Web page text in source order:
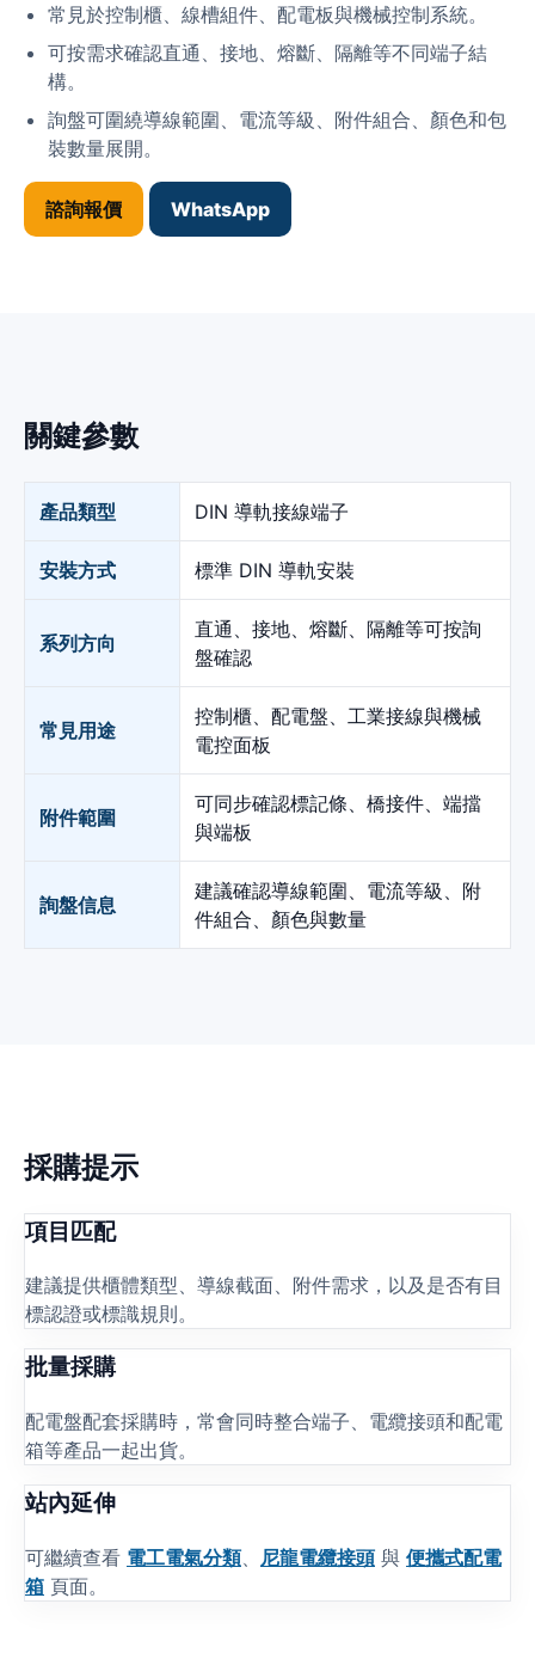
常見於控制櫃、線槽組件、配電板與機械控制系統。
可按需求確認直通、接地、熔斷、隔離等不同端子結
構。
詢盤可圍繞導線範圍、電流等級、附件組合、顏色和包
裝數量展開。
諮詢報價 WhatsApp
關鍵參數
產品類型 DIN 導軌接線端子
安裝方式 標準 DIN 導軌安裝
系列方向
直通、接地、熔斷、隔離等可按詢
盤確認
常見用途
控制櫃、配電盤、工業接線與機械
電控面板
附件範圍
可同步確認標記條、橋接件、端擋
與端板
詢盤信息
建議確認導線範圍、電流等級、附
件組合、顏色與數量
採購提示
項目匹配
建議提供櫃體類型、導線截面、附件需求，以及是否有目
標認證或標識規則。
批量採購
配電盤配套採購時，常會同時整合端子、電纜接頭和配電
箱等產品一起出貨。
站內延伸
可繼續查看 電工電氣分類、 尼龍電纜接頭 與 便攜式配電
箱 頁面。